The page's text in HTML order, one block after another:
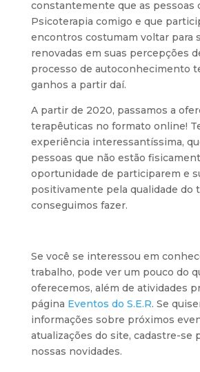
constantemente que as pessoas
Psicoterapia comigo e que
encontros costumam voltar para
renovadas em suas percepções
processo de autoconhecimento
ganhos a partir daí.
A partir de 2020, passamos a
terapêuticas no formato online!
experiência interessantíssima,
pessoas que não estão
oportunidade de participarem e
positivamente pela qualidade do
conseguimos fazer.
Se você se interessou em
trabalho, pode ver um pouco do
oferecemos, além de atividades
página Eventos do S.E.R. Se
informações sobre próximos
atualizações do site, cadastre-se
nossas novidades.